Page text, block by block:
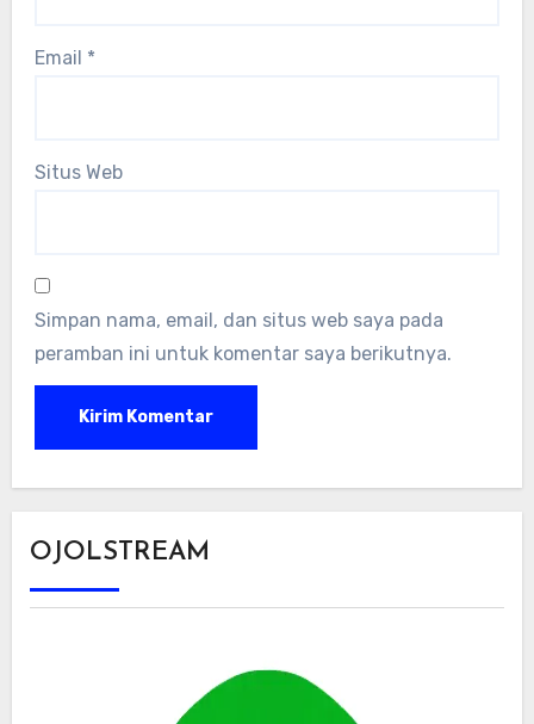
Email *
Situs Web
Simpan nama, email, dan situs web saya pada
peramban ini untuk komentar saya berikutnya.
OJOLSTREAM